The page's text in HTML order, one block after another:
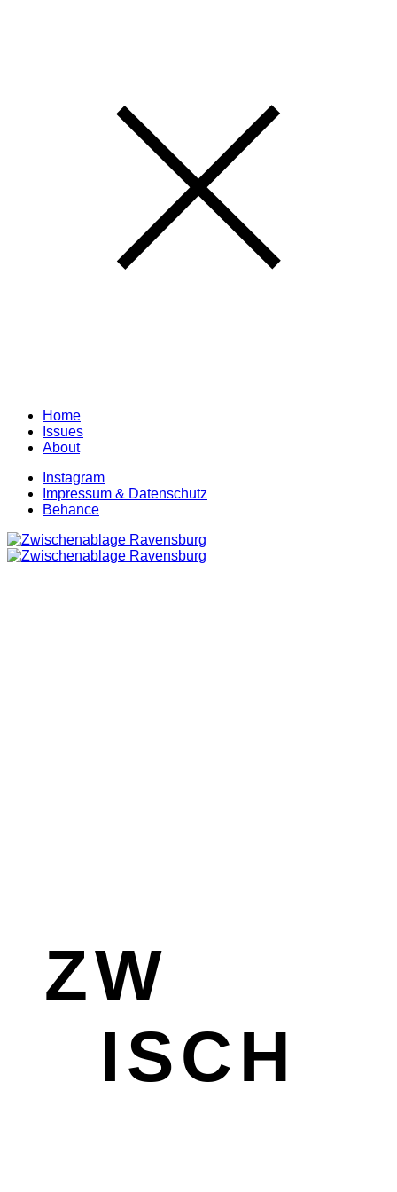
Home
Issues
About
Instagram
Impressum & Datenschutz
Behance
ZW
ISCH